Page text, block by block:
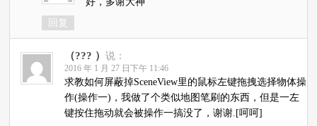
回复
（??? ）说：
2016 年 1 月 27 日下午 11:46
求教如何屏蔽掉SceneView里的鼠标左键拖拽选择物体操
作(操作一)，我做了个类似地图笔刷的东西，但是一左
键按住拖动就会被操作一搞没了，谢谢.[呵呵]